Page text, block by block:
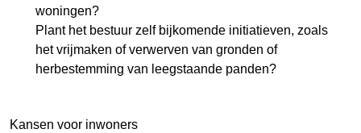
woningen?
Plant het bestuur zelf bijkomende initiatieven, zoals
het vrijmaken of verwerven van gronden of
herbestemming van leegstaande panden?
Kansen voor inwoners